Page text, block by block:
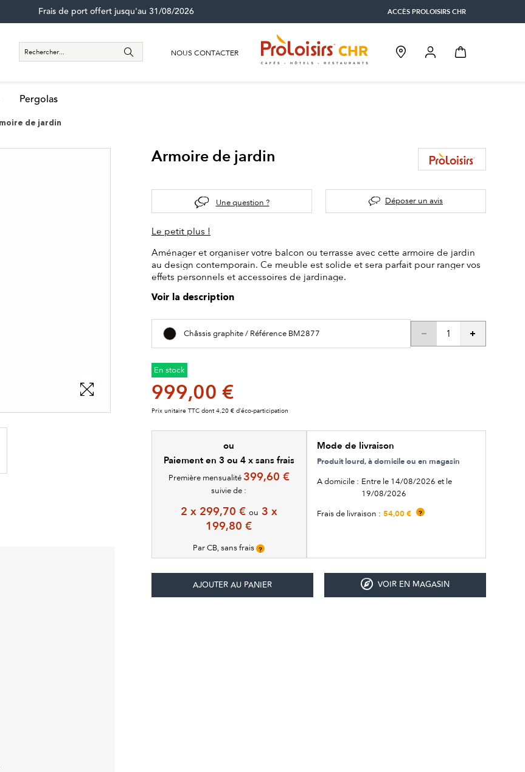
ACCÈS PROLOISIRS CHR
Frais de port offert jusqu'au 31/08/2026
NOUS CONTACTER
Pergolas
de jardin
Armoire de jardin
Une question ? Déposer un avis
Le petit plus !
Aménager et organiser votre balcon ou terrasse avec cette armoire de jardin
au design contemporain. Ce meuble est solide et sera parfait pour ranger vos
effets personnels et accessoires de jardinage.
Voir la description
Châssis graphite / Référence BM2877
En stock
999,00 €
Prix unitaire TTC dont 4,20 € d’éco-participation
ou
Paiement en 3 ou 4 x sans frais
Première mensualité 399,60 €
suivie de :
2 x 299,70 € ou 3 x
199,80 €
Par CB, sans frais ?
Mode de livraison
Produit lourd, à domicile ou en magasin
A domicile : Entre le 14/08/2026 et le
19/08/2026
Frais de livraison : 54,00 € ?
VOIR EN MAGASIN